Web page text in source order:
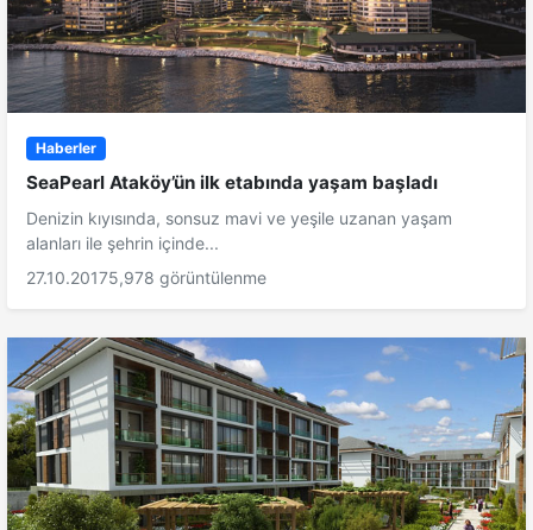
Haberler
SeaPearl Ataköy’ün ilk etabında yaşam başladı
Denizin kıyısında, sonsuz mavi ve yeşile uzanan yaşam
alanları ile şehrin içinde...
27.10.20175,978 görüntülenme